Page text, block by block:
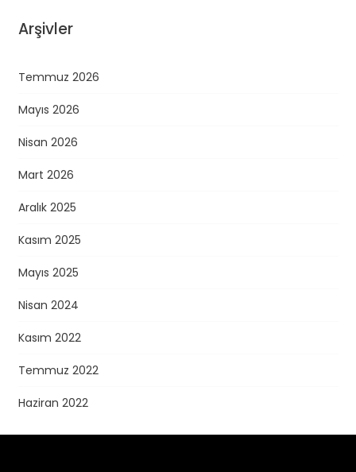
Arşivler
Temmuz 2026
Mayıs 2026
Nisan 2026
Mart 2026
Aralık 2025
Kasım 2025
Mayıs 2025
Nisan 2024
Kasım 2022
Temmuz 2022
Haziran 2022